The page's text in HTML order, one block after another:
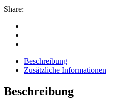
Share:
Beschreibung
Zusätzliche Informationen
Beschreibung